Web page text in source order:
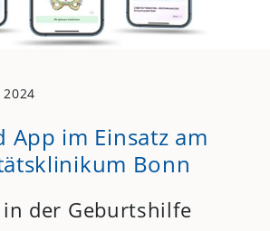
2024
App im Einsatz am
Bonn
der Geburtshilfe